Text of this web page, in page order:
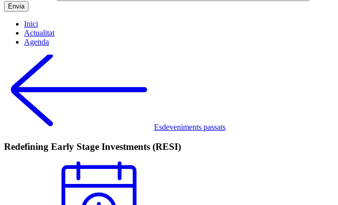
Inici
Actualitat
Agenda
Esdeveniments passats
Redefining Early Stage Investments (RESI)